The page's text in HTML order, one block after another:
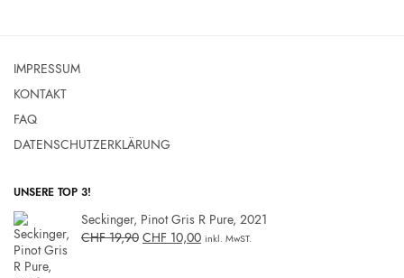
IMPRESSUM
KONTAKT
FAQ
DATENSCHUTZERKLÄRUNG
UNSERE TOP 3!
Seckinger, Pinot Gris R Pure, 2021
CHF19,90 CHF 10,00 inkl. MwST.